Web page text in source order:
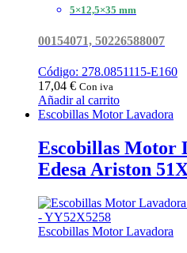
5×12,5×35 mm
00154071, 50226588007
Código: 278.0851115-E160
17,04 € Con iva
Añadir al carrito
Escobillas Motor Lavadora
Escobillas Motor
Edesa Ariston
Escobillas Motor Lavadora